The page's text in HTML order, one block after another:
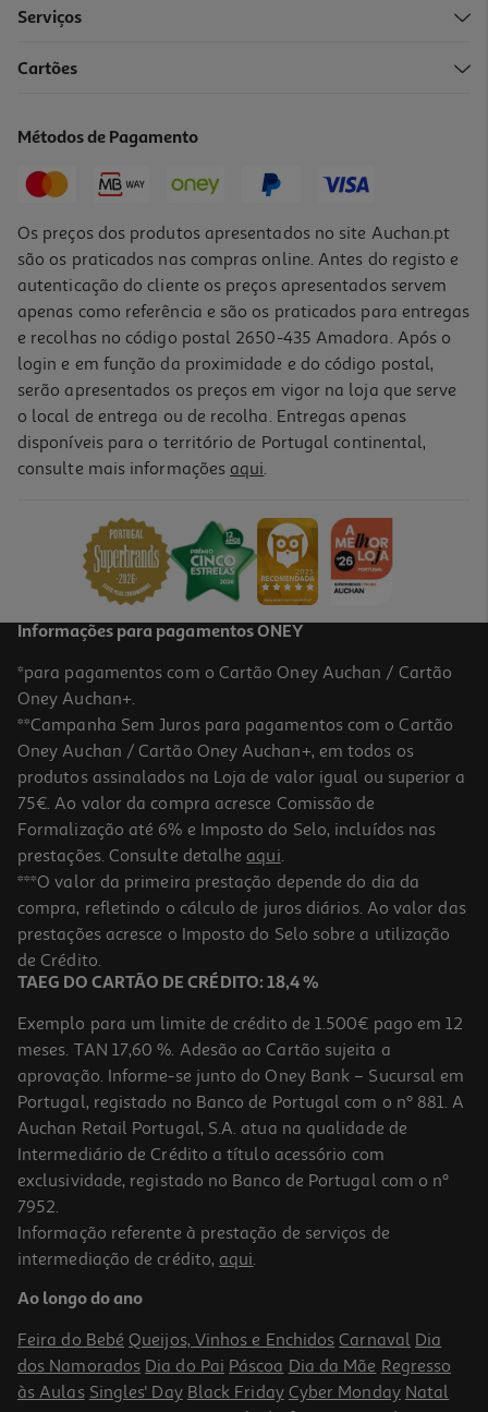
Serviços
Cartões
Métodos de Pagamento
Os preços dos produtos apresentados no site Auchan.pt
são os praticados nas compras online. Antes do registo e
autenticação do cliente os preços apresentados servem
apenas como referência e são os praticados para entregas
e recolhas no código postal 2650-435 Amadora. Após o
login e em função da proximidade e do código postal,
serão apresentados os preços em vigor na loja que serve
o local de entrega ou de recolha. Entregas apenas
disponíveis para o território de Portugal continental,
consulte mais informações aqui.
Informações para pagamentos ONEY
*para pagamentos com o Cartão Oney Auchan / Cartão
Oney Auchan+.
**Campanha Sem Juros para pagamentos com o Cartão
Oney Auchan / Cartão Oney Auchan+, em todos os
produtos assinalados na Loja de valor igual ou superior a
75€. Ao valor da compra acresce Comissão de
Formalização até 6% e Imposto do Selo, incluídos nas
prestações. Consulte detalhe aqui.
***O valor da primeira prestação depende do dia da
compra, refletindo o cálculo de juros diários. Ao valor das
prestações acresce o Imposto do Selo sobre a utilização
de Crédito.
TAEG DO CARTÃO DE CRÉDITO: 18,4 %
Exemplo para um limite de crédito de 1.500€ pago em 12
meses. TAN 17,60 %. Adesão ao Cartão sujeita a
aprovação. Informe-se junto do Oney Bank – Sucursal em
Portugal, registado no Banco de Portugal com o nº 881. A
Auchan Retail Portugal, S.A. atua na qualidade de
Intermediário de Crédito a título acessório com
exclusividade, registado no Banco de Portugal com o nº
7952.
Informação referente à prestação de serviços de
intermediação de crédito, aqui.
Ao longo do ano
Feira do Bebé Queijos, Vinhos e Enchidos Carnaval Dia
dos Namorados Dia do Pai Páscoa Dia da Mãe Regresso
às Aulas Singles' Day Black Friday Cyber Monday Natal